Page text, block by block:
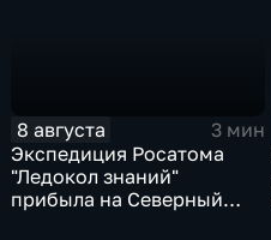
8 августа
3 мин
Экспедиция Росатома
"Ледокол знаний"
прибыла на Северный